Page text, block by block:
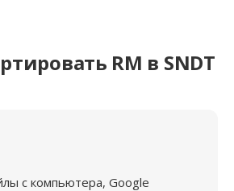
RM в SNDT
с компьютера, Google